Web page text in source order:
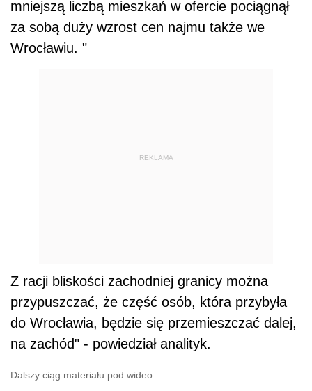
mniejszą liczbą mieszkań w ofercie pociągnął
za sobą duży wzrost cen najmu także we
Wrocławiu. "
REKLAMA
Z racji bliskości zachodniej granicy można
przypuszczać, że część osób, która przybyła
do Wrocławia, będzie się przemieszczać dalej,
na zachód" - powiedział analityk.
Dalszy ciąg materiału pod wideo